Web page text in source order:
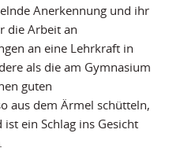
Anerkennung und ihr
die Arbeit an
an eine Lehrkraft in
als die am Gymnasium
guten
aus dem Ärmel schütteln,
ein Schlag ins Gesicht